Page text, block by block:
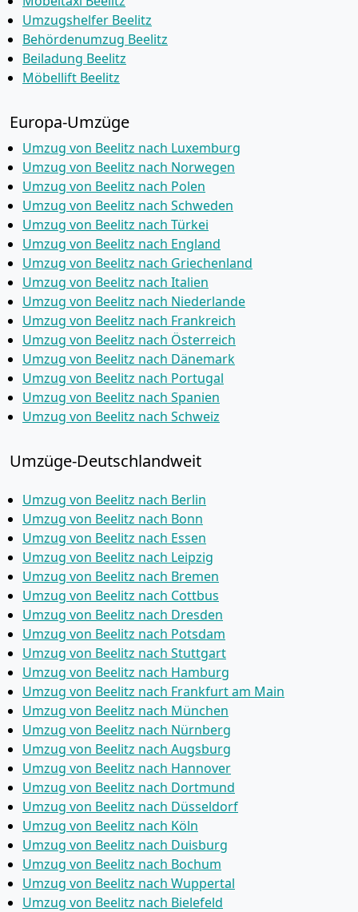
Umzugshelfer Beelitz
Behördenumzug Beelitz
Beiladung Beelitz
Möbellift Beelitz
Europa-Umzüge
Umzug von Beelitz nach Luxemburg
Umzug von Beelitz nach Norwegen
Umzug von Beelitz nach Polen
Umzug von Beelitz nach Schweden
Umzug von Beelitz nach Türkei
Umzug von Beelitz nach England
Umzug von Beelitz nach Griechenland
Umzug von Beelitz nach Italien
Umzug von Beelitz nach Niederlande
Umzug von Beelitz nach Frankreich
Umzug von Beelitz nach Österreich
Umzug von Beelitz nach Dänemark
Umzug von Beelitz nach Portugal
Umzug von Beelitz nach Spanien
Umzug von Beelitz nach Schweiz
Umzüge-Deutschlandweit
Umzug von Beelitz nach Berlin
Umzug von Beelitz nach Bonn
Umzug von Beelitz nach Essen
Umzug von Beelitz nach Leipzig
Umzug von Beelitz nach Bremen
Umzug von Beelitz nach Cottbus
Umzug von Beelitz nach Dresden
Umzug von Beelitz nach Potsdam
Umzug von Beelitz nach Stuttgart
Umzug von Beelitz nach Hamburg
Umzug von Beelitz nach Frankfurt am Main
Umzug von Beelitz nach München
Umzug von Beelitz nach Nürnberg
Umzug von Beelitz nach Augsburg
Umzug von Beelitz nach Hannover
Umzug von Beelitz nach Dortmund
Umzug von Beelitz nach Düsseldorf
Umzug von Beelitz nach Köln
Umzug von Beelitz nach Duisburg
Umzug von Beelitz nach Bochum
Umzug von Beelitz nach Wuppertal
Umzug von Beelitz nach Bielefeld